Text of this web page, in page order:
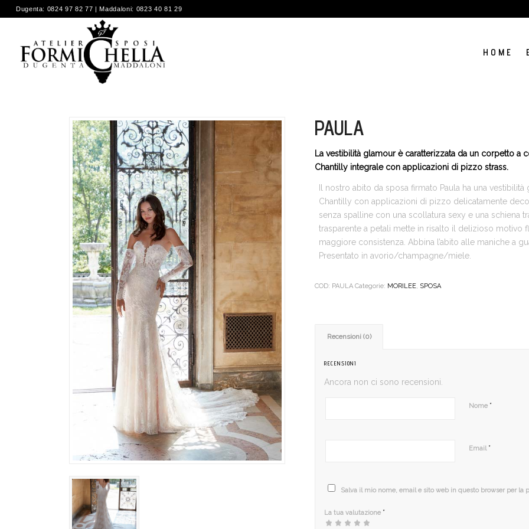
Dugenta: 0824 97 82 77 | Maddaloni: 0823 40 81 29
H O M E
PAULA
La vestibilità glamour è caratterizzata da un corpetto
Chantilly integrale con applicazioni di pizzo strass.
Il nostro abito da sposa firmato Paula ha una
Chantilly con applicazioni di pizzo delicatamente
senza spalline con una scollatura sexy e una schiena
trasparente a petali mette in risalto il delizioso
maggiore consistenza. Abbina l’abito alle maniche a
Presentato in avorio/champagne/miele.
COD: PAULA Categorie: MORILEE, SPOSA
Recensioni (0)
RECENSIONI
Ancora non ci sono recensioni.
Nome *
Email *
Salva il mio nome, email e sito web in questo browser per la
La tua valutazione *